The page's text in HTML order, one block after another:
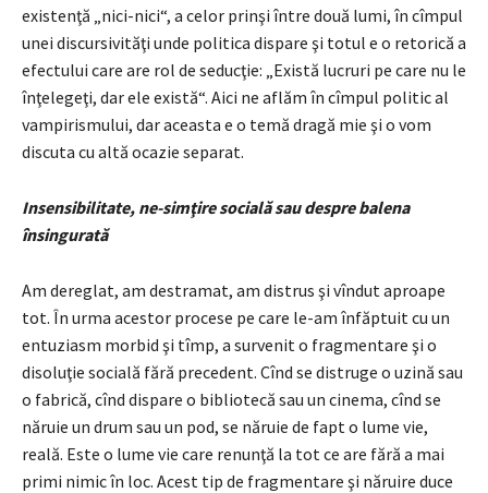
existenţă „nici-nici“, a celor prinşi între două lumi, în cîmpul
unei discursivităţi unde politica dispare şi totul e o retorică a
efectului care are rol de seducţie: „Există lucruri pe care nu le
înţelegeţi, dar ele există“. Aici ne aflăm în cîmpul politic al
vampirismului, dar aceasta e o temă dragă mie şi o vom
discuta cu altă ocazie separat.
Insensibilitate, ne-simţire socială sau despre balena
însingurată
Am dereglat, am destramat, am distrus şi vîndut aproape
tot. În urma acestor procese pe care le-am înfăptuit cu un
entuziasm morbid şi tîmp, a survenit o fragmentare şi o
disoluţie socială fără precedent. Cînd se distruge o uzină sau
o fabrică, cînd dispare o bibliotecă sau un cinema, cînd se
năruie un drum sau un pod, se năruie de fapt o lume vie,
reală. Este o lume vie care renunţă la tot ce are fără a mai
primi nimic în loc. Acest tip de fragmentare şi năruire duce